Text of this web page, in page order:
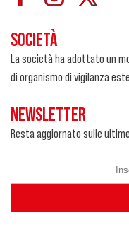
SOCIETÀ
La società ha adottato un
di organismo di vigilanza
NEWSLETTER
Resta aggiornato sulle